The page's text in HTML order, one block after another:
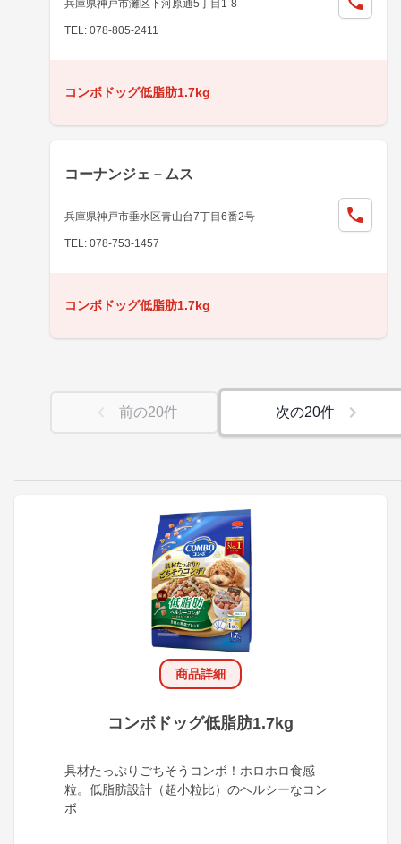
商品詳細
コンボドッグ低脂肪1.7kg
具材たっぷりごちそうコンボ！ホロホロ食感
粒。低脂肪設計（超小粒比）のヘルシーなコン
ボ
兵庫県神戸市灘区下河原通5丁目1-8
TEL: 078-805-2411
コンボドッグ低脂肪1.7kg
コーナンジェ－ムス
兵庫県神戸市垂水区青山台7丁目6番2号
TEL: 078-753-1457
コンボドッグ低脂肪1.7kg
前の20件 次の20件